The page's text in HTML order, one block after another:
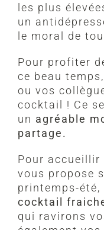
les plus
un
le moral de
Pour profiter
ce beau
ou vos
cocktail ! Ce
un agréable
partage.
Pour accueillir
vous propose
printemps-été,
cocktail
qui ravirons